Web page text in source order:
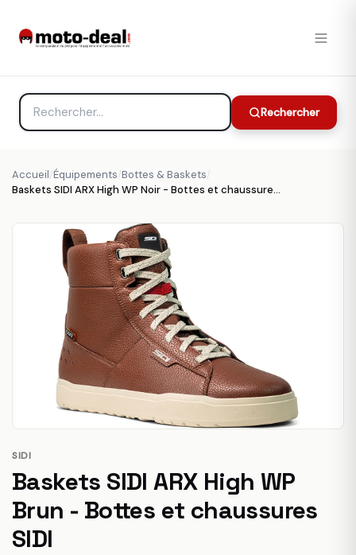
Rechercher
Accueil/Équipements/Bottes & Baskets/
Baskets SIDI ARX High WP Noir - Bottes et chaussures SIDI
SIDI
Baskets SIDI ARX High WP
Brun - Bottes et chaussures
SIDI